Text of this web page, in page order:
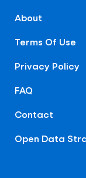
About
Terms Of Use
Privacy Policy
FAQ
Contact
Open Data